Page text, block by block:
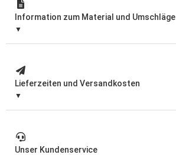
Information zum Material und Umschläge
Lieferzeiten und Versandkosten
Unser Kundenservice